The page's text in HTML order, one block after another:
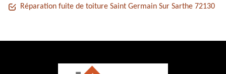
Réparation fuite de toiture Saint Germain Sur Sarthe 72130